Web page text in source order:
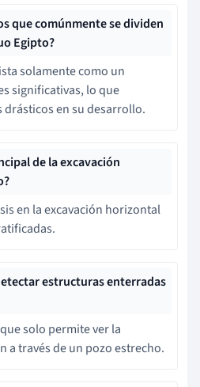
que comúnmente se dividen
Egipto?
solamente como un
significativas, lo que
en su desarrollo.
de la excavación
en la excavación horizontal
estructuras enterradas
solo permite ver la
a través de un pozo estrecho.